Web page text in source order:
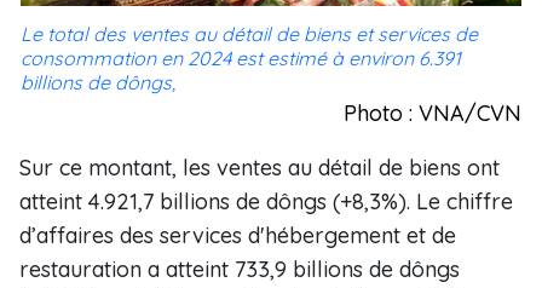
Le total des ventes au détail de biens et services de
consommation en 2024 est estimé à environ 6.391
billions de dôngs,
Photo : VNA/CVN
Sur ce montant, les ventes au détail de biens ont
atteint 4.921,7 billions de dôngs (+8,3%). Le chiffre
d’affaires des services d'hébergement et de
restauration a atteint 733,9 billions de dôngs